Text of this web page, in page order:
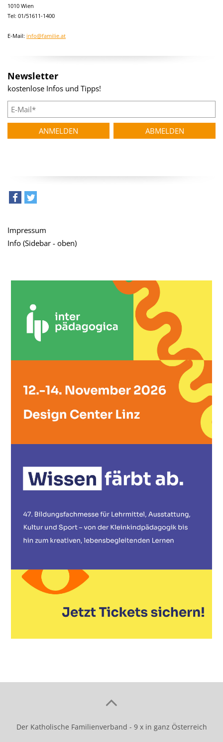
1010 Wien
Tel: 01/51611-1400
E-Mail: info@familie.at
Newsletter
kostenlose Infos und Tipps!
Impressum
Info (Sidebar - oben)
Der Katholische Familienverband - 9 x in ganz Österreich